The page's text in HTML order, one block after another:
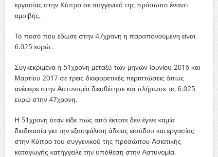
εργασίας στην Κύπρο σε συγγενικό της πρόσωπο έναντι
αμοιβής.
Το ποσό που έδωσε στην 47χρονη η παραπονούμενη είναι
6.025 ευρώ .
Συγκεκριμένα η 51χρονη μεταξύ των μηνών Ιουνίου 2016 και
Μαρτίου 2017 σε τρεις διαφορετικές περιπτώσεις όπως
ανέφερε στην Αστυνομία διευθέτησε και πλήρωσε τις 6.025
ευρώ στην 47χρονη.
Η 51χρονη όταν είδε πως από έκτοτε δεν έγινε καμία
διαδικασία για την εξασφάλιση άδειας εισόδου και εργασίας
στην Κύπρο του συγγενικού της προσώπου Ασιατικής
καταγωγής κατήγγειλε την υπόθεση στην Αστυνομία.